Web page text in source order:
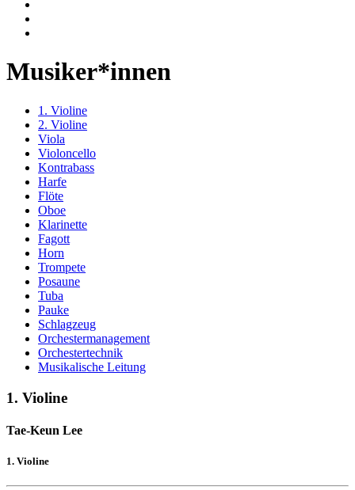
Musiker*innen
1. Violine
2. Violine
Viola
Violoncello
Kontrabass
Harfe
Flöte
Oboe
Klarinette
Fagott
Horn
Trompete
Posaune
Tuba
Pauke
Schlagzeug
Orchestermanagement
Orchestertechnik
Musikalische Leitung
1. Violine
Tae-Keun Lee
1. Violine